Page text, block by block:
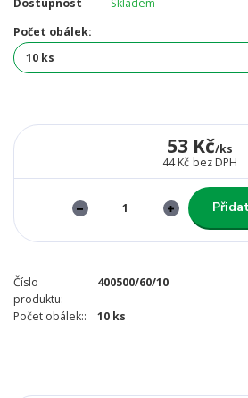
Počet obálek:
53 Kč/ks
44 Kč bez DPH
Číslo
produktu:
400500/60/10
Počet obálek:: 10 ks